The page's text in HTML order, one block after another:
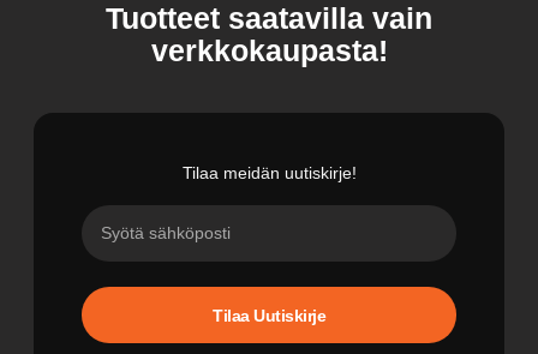
Tuotteet saatavilla vain
verkkokaupasta!
Tilaa meidän uutiskirje!
Tilaa Uutiskirje